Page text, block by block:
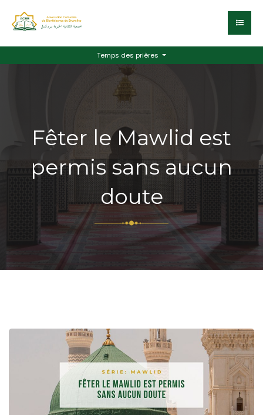
Temps des prières
Fêter le Mawlid est
permis sans aucun
doute